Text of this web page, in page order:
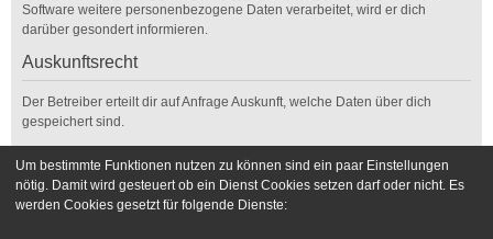
Software weitere personenbezogene Daten verarbeitet, wird er dich
darüber gesondert informieren.
Auskunftsrecht
Der Betreiber erteilt dir auf Anfrage Auskunft, welche Daten über dich
gespeichert sind.
Kontaktiere hierzu bitte den Betreiber.
Um bestimmte Funktionen nutzen zu können sind ein paar Einstellungen
nötig. Damit wird gesteuert ob ein Dienst Cookies setzen darf oder nicht. Es
werden Cookies gesetzt für folgende Dienste: